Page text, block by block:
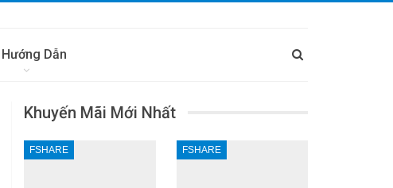
Hướng Dẫn
Khuyến Mãi Mới Nhất
FSHARE FSHARE